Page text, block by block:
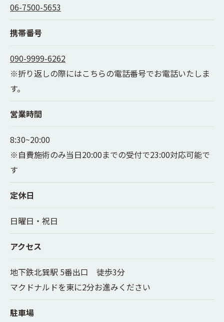
06-7500-5653
携帯番号
090-9999-6262
※折り返しの際にはこちらの電話番号でお電話いたしま
す。
営業時間
8:30~20:00
※自費施術のみ当日20:00までの受付で23:00対応可能で
す
定休日
日曜日・祝日
アクセス
地下鉄北巽駅 5番出口 徒歩3分
マクドナルドを東に2分お進みください
駐車場